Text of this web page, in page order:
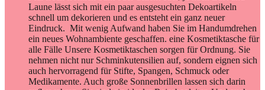
Laune lässt sich mit ein paar ausgesuchten Dekoartikeln
schnell um dekorieren und es entsteht ein ganz neuer
Eindruck. Mit wenig Aufwand haben Sie im Handumdrehen
ein neues Wohnambiente geschaffen. eine Kosmetiktasche für
alle Fälle Unsere Kosmetiktaschen sorgen für Ordnung. Sie
nehmen nicht nur Schminkutensilien auf, sondern eignen sich
auch hervorragend für Stifte, Spangen, Schmuck oder
Medikamente. Auch große Sonnenbrillen lassen sich darin